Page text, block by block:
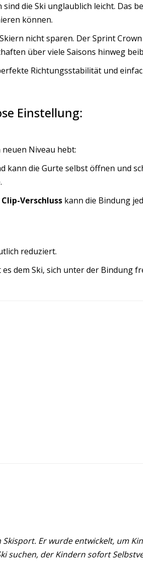
die Ski unglaublich leicht. Das
können.
nicht sparen. Der Sprint
über viele Saisons hinweg
Richtungsstabilität und
Einstellung:
Niveau hebt:
kann die Gurte selbst öffnen und
Clip-Verschluss kann die Bindung
reduziert.
dem Ski, sich unter der Bindung
Er wurde entwickelt, um
suchen, der Kindern sofort